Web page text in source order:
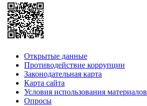
Открытые данные
Противодействие коррупции
Законодательная карта
Карта сайта
Условия использования материалов
Опросы